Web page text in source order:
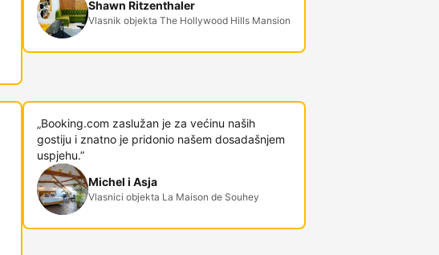
Shawn Ritzenthaler
Vlasnik objekta The Hollywood Hills Mansion
„Booking.com zaslužan je za većinu naših
gostiju i znatno je pridonio našem dosadašnjem
uspjehu.”
Michel i Asja
Vlasnici objekta La Maison de Souhey